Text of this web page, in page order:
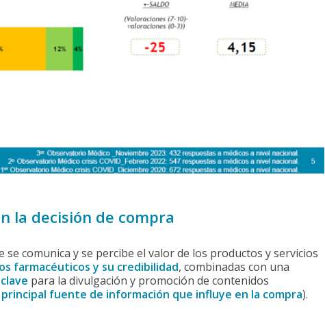
la decisión de compra
comunica y se percibe el valor de los productos y servicios
farmacéuticos y su credibilidad, combinadas con una
para la divulgación y promoción de contenidos
principal fuente de información que influye en la compra).